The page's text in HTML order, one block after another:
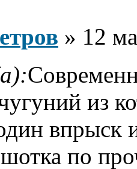
» 12
из
впрыск
по